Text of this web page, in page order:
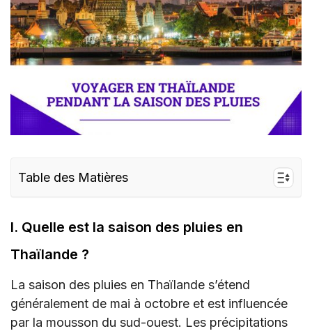
Table des Matières
II. Options de connectivité Internet pour les
voyageurs en Thaïlande
III. Puis-je utiliser la carte eSIM de Thaïlande
pour rester connecté pendant la saison des
pluies ?
I. Quelle est la saison des pluies en
Thaïlande ?
La saison des pluies en Thaïlande s’étend
généralement de mai à octobre et est influencée
par la mousson du sud-ouest. Les précipitations